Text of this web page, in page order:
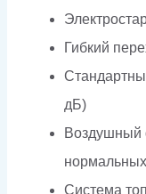
Гибкий
дБ)
Воздушный
Система